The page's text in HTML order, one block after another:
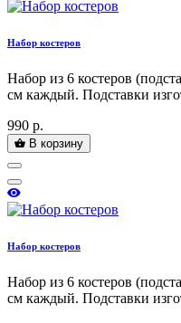
Набор костеров
Набор из 6 костеров
см каждый. Подставки
990 р.
В корзину
Набор костеров
Набор из 6 костеров
см каждый. Подставки